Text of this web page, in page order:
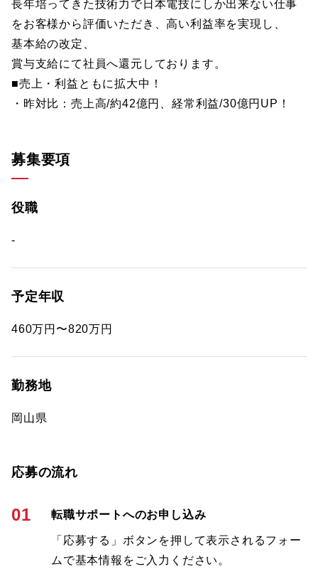
長年培ってきた技術力で日本電技にしか出来ない仕事
をお客様から評価いただき、高い利益率を実現し、
基本給の改定、
賞与支給にて社員へ還元しております。
■売上・利益ともに拡大中！
・昨対比：売上高/約42億円、経常利益/30億円UP！
募集要項
役職
-
予定年収
460万円〜820万円
勤務地
岡山県
応募の流れ
01 転職サポートへのお申し込み
「応募する」ボタンを押して表示されるフォー
ムで基本情報をご入力ください。